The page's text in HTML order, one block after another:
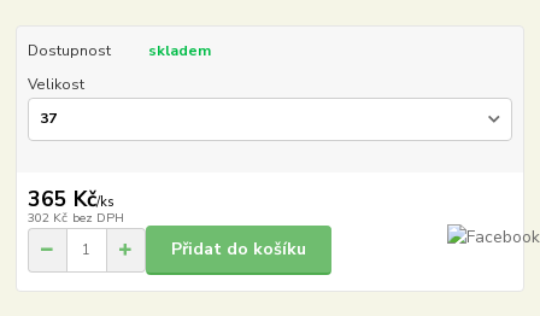
Dostupnost
skladem
Velikost
365 Kč/ks
302 Kč bez DPH
Přidat do košíku